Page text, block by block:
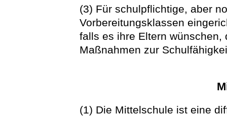
(3) Für schulpflichtige, aber
Vorbereitungsklassen
falls es ihre Eltern
Maßnahmen zur
(1) Die Mittelschule ist eine